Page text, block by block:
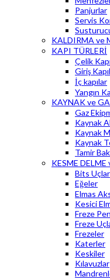
Panjurlar
Servis
KALDIRMA ve
KAPI TÜRLERİ
Çelik
Giriş
İç kapılar
Yangın
KAYNAK ve
Gaz
Kaynak
Kaynak
Kaynak
Tamir
KESME
Bits Uçlar
Eğeler
Elmas
Kesici
Freze
Freze
Frezeler
Katerler
Keskiler
Kılavuzlar